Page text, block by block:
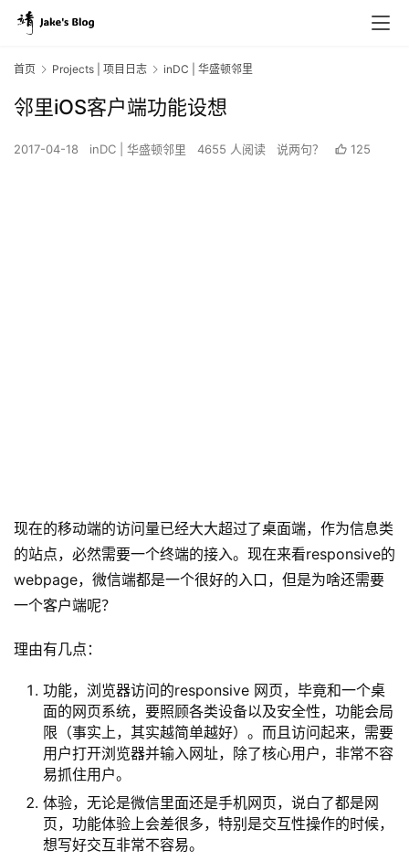
首页 Projects | 项目日志 inDC | 华盛顿邻里
邻里iOS客户端功能设想
2017-04-18 inDC | 华盛顿邻里 4655 人阅读 说两句？ 125
现在的移动端的访问量已经大大超过了桌面端，作为信息类
的站点，必然需要一个终端的接入。现在来看responsive的
webpage，微信端都是一个很好的入口，但是为啥还需要
一个客户端呢？
理由有几点：
功能，浏览器访问的responsive 网页，毕竟和一个桌
面的网页系统，要照顾各类设备以及安全性，功能会局
限（事实上，其实越简单越好）。而且访问起来，需要
用户打开浏览器并输入网址，除了核心用户，非常不容
易抓住用户。
体验，无论是微信里面还是手机网页，说白了都是网
页，功能体验上会差很多，特别是交互性操作的时候，
想写好交互非常不容易。